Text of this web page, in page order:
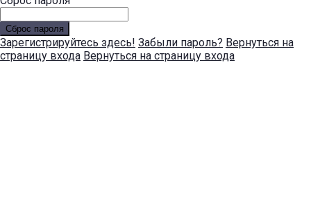
Сброс пароля
Зарегистрируйтесь здесь! Забыли пароль? Вернуться на
страницу входа Вернуться на страницу входа